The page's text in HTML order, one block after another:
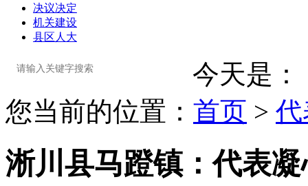
决议决定
机关建设
县区人大
今天是：
您当前的位置： 首页 >
淅川县马蹬镇：代表